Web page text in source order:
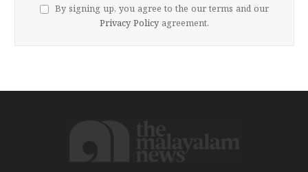
By signing up, you agree to the our terms and our
Privacy Policy agreement.